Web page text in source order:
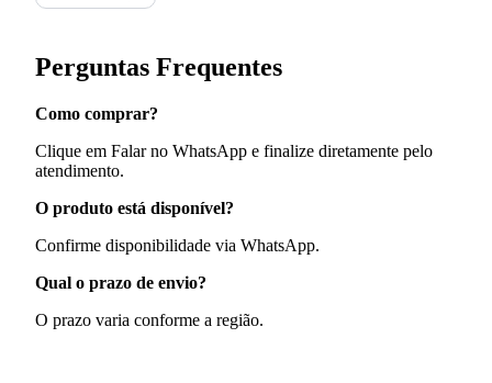
Perguntas Frequentes
Como comprar?
Clique em Falar no WhatsApp e finalize diretamente pelo
atendimento.
O produto está disponível?
Confirme disponibilidade via WhatsApp.
Qual o prazo de envio?
O prazo varia conforme a região.